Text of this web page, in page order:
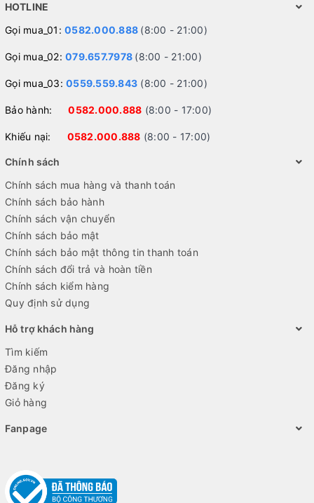
HOTLINE
Gọi mua_01: 0582.000.888 (8:00 - 21:00)
Gọi mua_02: 079.657.7978 (8:00 - 21:00)
Gọi mua_03: 0559.559.843 (8:00 - 21:00)
Bảo hành:0582.000.888 (8:00 - 17:00)
Khiếu nại: 0582.000.888 (8:00 - 17:00)
Chính sách
Chính sách mua hàng và thanh toán
Chính sách bảo hành
Chính sách vận chuyển
Chính sách bảo mật
Chính sách bảo mật thông tin thanh toán
Chính sách đổi trả và hoàn tiền
Chính sách kiểm hàng
Quy định sử dụng
Hỗ trợ khách hàng
Tìm kiếm
Đăng nhập
Đăng ký
Giỏ hàng
Fanpage